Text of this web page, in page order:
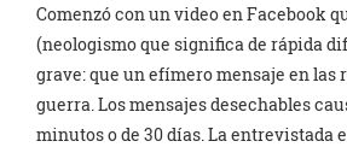
Comenzó con un video en Facebook
(neologismo que significa de rápida
grave: que un efímero mensaje en las
guerra. Los mensajes desechables
minutos o de 30 días. La entrevistada